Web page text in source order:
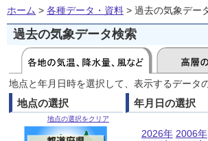
ホーム > 各種データ・資料 > 過去の気象デー
過去の気象データ検索
地点と年月日時を選択して、表示するデータ
地点の選択
地点の選択をクリア
年月日の選択
2026年 2006年